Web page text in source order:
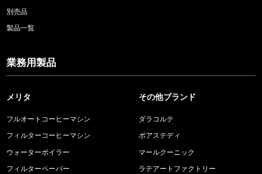
別売品
製品一覧
業務用製品
メリタ
フルオートコーヒーマシン
フィルターコーヒーマシン
ウォーターボイラー
フィルターペーパー
その他ブランド
ダラコルテ
ポアステディ
マールクーニック
ラテアートファクトリー